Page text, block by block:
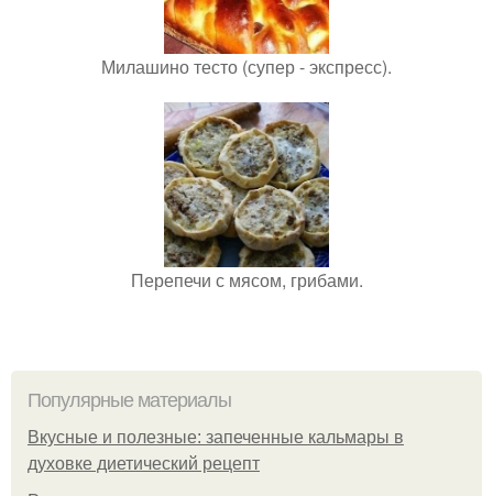
Милашино тесто (супер - экспресс).
Перепечи с мясом, грибами.
Популярные материалы
Вкусные и полезные: запеченные кальмары в
духовке диетический рецепт